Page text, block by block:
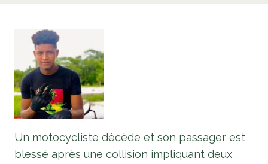
Un motocycliste décède et son passager est
blessé après une collision impliquant deux